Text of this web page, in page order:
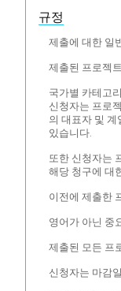
규정
제출에 대한 일
제출된 프로젝
국가별 카테고
신청자는 프로
의 대표자 및
있습니다.
또한 신청자는
해당 청구에 대
이전에 제출한
영어가 아닌 중
제출된 모든 프
신청자는 마감